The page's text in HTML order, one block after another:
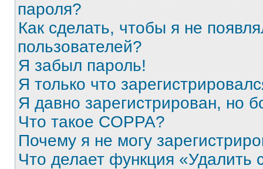
пароля?
Как сделать, чтобы я не
пользователей?
Я забыл пароль!
Я только что
Я давно зарегистрирован, но
Что такое COPPA?
Почему я не могу
Что делает функция «Удалить